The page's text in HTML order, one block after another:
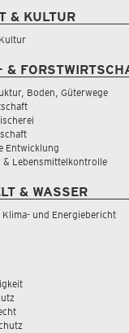
& KULTUR
&
Boden, Güterwege
Entwicklung
& Lebensmittelkontrolle
& WASSER
Klima- und Energiebericht